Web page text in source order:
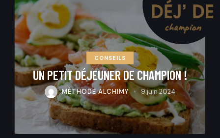
CONSEILS
UN PETIT DÉJEUNER DE CHAMPION !
MÉTHODE ALCHIMY 9 juin 2024